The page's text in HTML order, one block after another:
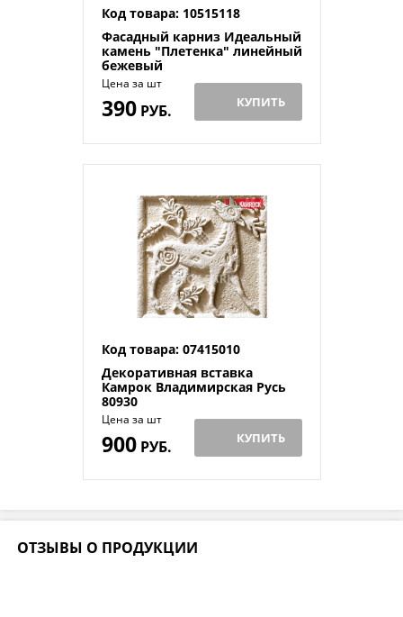
Код товара: 10515118
Фасадный карниз Идеальный
камень "Плетенка" линейный
бежевый
Цена за шт
390РУБ. КУПИТЬ
Код товара: 07415010
Декоративная вставка
Камрок Владимирская Русь
80930
Цена за шт
900РУБ. КУПИТЬ
ОТЗЫВЫ О ПРОДУКЦИИ